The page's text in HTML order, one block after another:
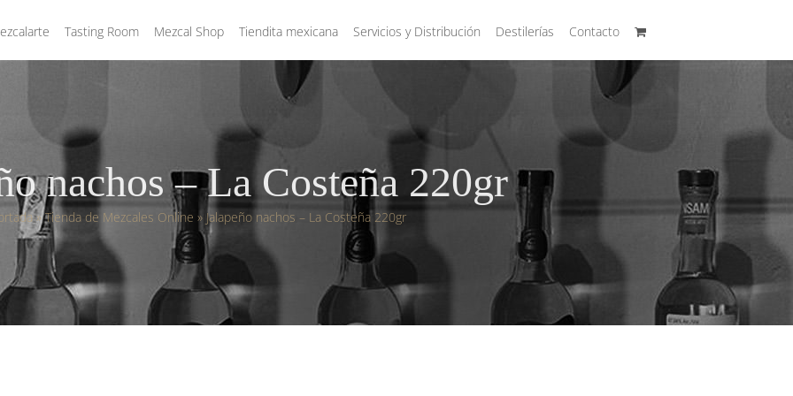
Tasting Room Mezcal Shop Tiendita mexicana Servicios y Distribución Destilerías Contacto
nachos – La Costeña 220gr
»Tienda de Mezcales Online » Jalapeño nachos – La Costeña 220gr